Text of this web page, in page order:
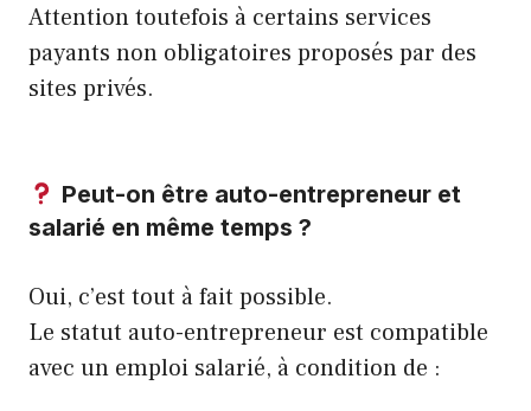
Attention toutefois à certains services
payants non obligatoires proposés par des
sites privés.
Peut-on être auto-entrepreneur et
salarié en même temps ?
Oui, c’est tout à fait possible.
Le statut auto-entrepreneur est compatible
avec un emploi salarié, à condition de :